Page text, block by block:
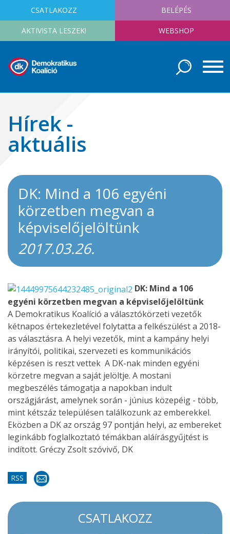
CSATLAKOZZ BELÉPÉS
AKTIVISTA LESZEK! WEBSHOP
Hírek -
aktuális
DK: Mind a 106 egyéni
körzetben megvan a
képviselőjelöltünk
2017.03.26.
DK: Mind a 106
egyéni körzetben megvan a képviselőjelöltünk
A Demokratikus Koalíció a választókörzeti vezetők
kétnapos értekezletével folytatta a felkészülést a 2018-
as választásra. A helyi vezetők, mint a kampány helyi
irányítói, politikai, szervezeti es kommunikációs
képzésen is reszt vettek A DK-nak minden egyéni
körzetre megvan a saját jelöltje. A mostani
megbeszélés támogatja a napokban indult
országjárást, amelynek során - június közepéig - több,
mint kétszáz településen találkozunk az emberekkel.
Eközben a DK az ország 97 pontján helyi, az embereket
leginkább foglalkoztató témákban aláírásgyűjtést is
indított. Gréczy Zsolt szóvivő, DK
RSS
CSATLAKOZZ